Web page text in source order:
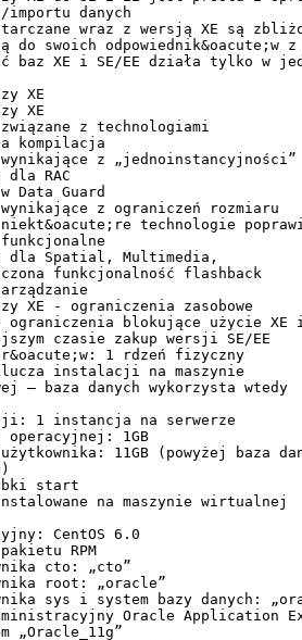
danych
wraz z wersją XE są
do swoich odpowiednik&oacute;w z
baz XE i SE/EE działa tylko w
XE
XE
z technologiami
kompilacja
z „jednoinstancyjności”
RAC
Data Guard
z ograniczeń rozmiaru
technologie
dla Spatial, Multimedia,
funkcjonalność flashback
XE - ograniczenia zasobowe
ograniczenia blokujące użycie XE i
czasie zakup wersji SE/EE
1 rdzeń fizyczny
instalacji na maszynie
– baza danych wykorzysta wtedy
1 instancja na serwerze
1GB
11GB (powyżej baza
start
na maszynie wirtualnej
CentOS 6.0
RPM
cto: „cto”
root: „oracle”
sys i system bazy danych:
Oracle Application
„Oracle_11g”